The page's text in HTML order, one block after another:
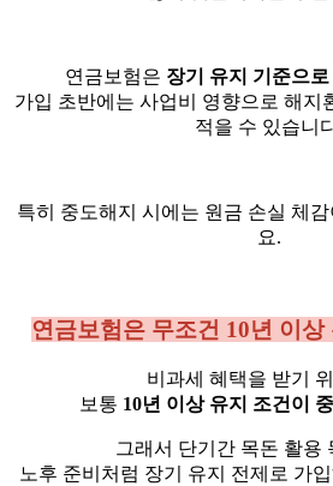
연금보험은 장기 유지 기준으
가입 초반에는 사업비 영향으로 해지
적을 수 있습니
특히 중도해지 시에는 원금 손실 체
요.
연금보험은 무조건 10년 이상
비과세 혜택을 받기
보통 10년 이상 유지 조건이
그래서 단기간 목돈 활용
노후 준비처럼 장기 유지 전제로 가